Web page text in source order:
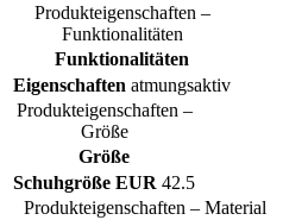
Produkteigenschaften –
Funktionalitäten
Funktionalitäten
Eigenschaften atmungsaktiv
Produkteigenschaften –
Größe
Größe
Schuhgröße EUR 42.5
Produkteigenschaften – Material